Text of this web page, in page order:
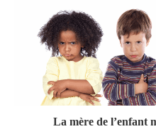
La mère de l’enfant